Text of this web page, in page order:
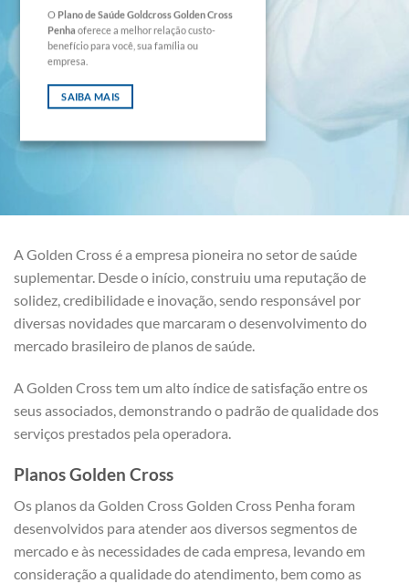
O Plano de SaúdeGoldcross Golden Cross
Penha oferece a melhor relação custo-
benefício para você, sua família ou
empresa.
SAIBA MAIS
A Golden Cross é a empresa pioneira no setor de saúde
suplementar. Desde o início, construiu uma reputação de
solidez, credibilidade e inovação, sendo responsável por
diversas novidades que marcaram o desenvolvimento do
mercado brasileiro de planos de saúde.
A Golden Cross tem um alto índice de satisfação entre os
seus associados, demonstrando o padrão de qualidade dos
serviços prestados pela operadora.
Planos Golden Cross
Os planos da Golden Cross Golden Cross Penha foram
desenvolvidos para atender aos diversos segmentos de
mercado e às necessidades de cada empresa, levando em
consideração a qualidade do atendimento, bem como as